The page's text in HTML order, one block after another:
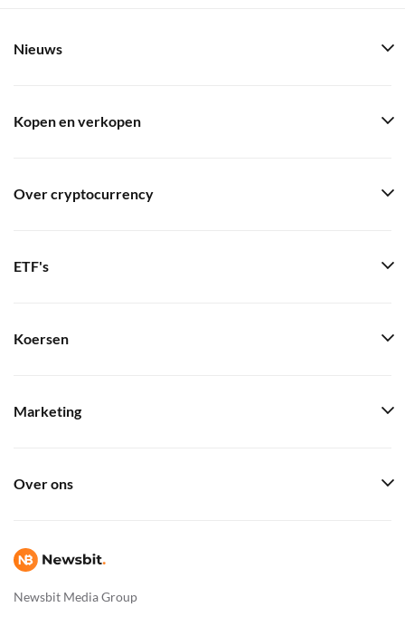
Newsbit Media Group
Nieuws
Kopen en verkopen
Over cryptocurrency
ETF's
Koersen
Marketing
Over ons